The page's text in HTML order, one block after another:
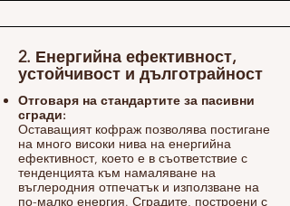
2. Енергийна ефективност,
устойчивост и дълготрайност
Отговаря на стандартите за пасивни
сгради:
Оставащият кофраж позволява постигане
на много високи нива на енергийна
ефективност, което е в съответствие с
тенденцията към намаляване на
въглеродния отпечатък и използване на
по-малко енергия. Сградите, построени с